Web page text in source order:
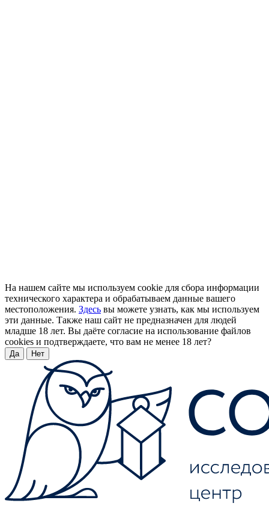
На нашем сайте мы используем cookie для сбора информации
технического характера и обрабатываем данные вашего
местоположения. Здесь вы можете узнать, как мы используем
эти данные. Также наш сайт не предназначен для людей
младше 18 лет. Вы даёте согласие на использование файлов
cookies и подтверждаете, что вам не менее 18 лет?
Да Нет